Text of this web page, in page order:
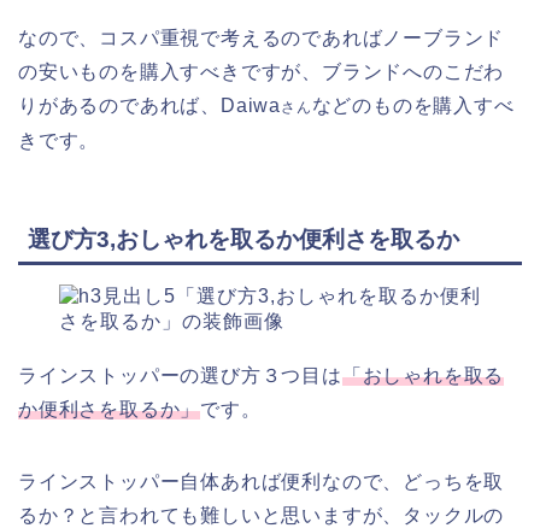
なので、コスパ重視で考えるのであればノーブランド
の安いものを購入すべきですが、ブランドへのこだわ
りがあるのであれば、Daiwa さん などのものを購入すべ
きです。
選び方3,おしゃれを取るか便利さを取るか
ラインストッパーの選び方３つ目は「おしゃれを取る
か便利さを取るか」です。
ラインストッパー自体あれば便利なので、どっちを取
るか？と言われても難しいと思いますが、タックルの